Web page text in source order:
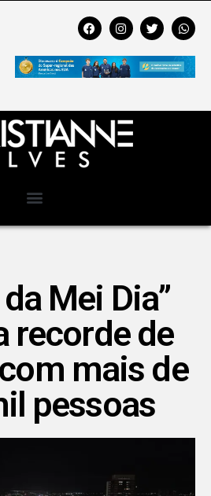
Mei Dia”
recorde de
mais de
pessoas